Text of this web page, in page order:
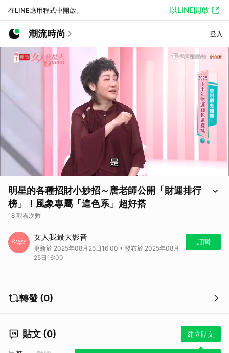
在LINE應用程式中開啟。 以LINE開啟
潮流時尚 登入
明星的各種招財小妙招～唐老師公開「財運排行
榜」！風象專屬「這色系」超好搭
18 觀看次數
近日，一則社交平台上的懸賞活動引起廣泛關注：以2萬元徵求勇敢者挑
戰凶宅試睡，這奇特的機會吸引了不少人的興趣，甚至有人戲稱：「讓祂
們看看窮鬼！」這一事件也引發了大家對改善財務狀況的討論。明星們紛
紛分享各種招財妙招，其中一個不凡之舉被認為能帶來更多好運。風象星
女人我最大影音
更新於 2025年08月25日16:00 • 發布於 2025年08月
25日16:00
訂閱
轉發 (0)
貼文 (0) 建立貼文